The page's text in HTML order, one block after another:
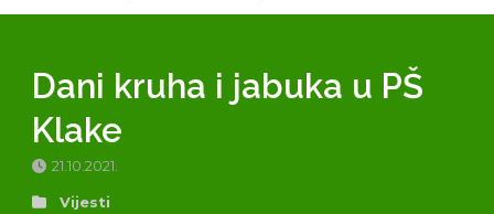
Dani kruha i jabuka u PŠ
Klake
21.10.2021.
Vijesti